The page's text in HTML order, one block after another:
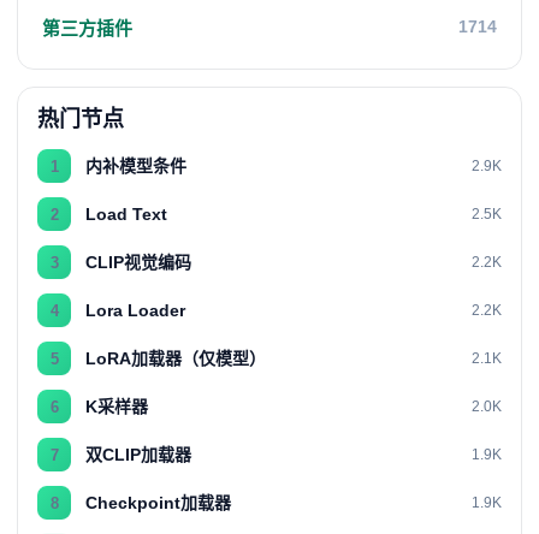
第三方插件 1714
热门节点
1 内补模型条件 2.9K
2 Load Text 2.5K
3 CLIP视觉编码 2.2K
4 Lora Loader 2.2K
5 LoRA加载器（仅模型） 2.1K
6 K采样器 2.0K
7 双CLIP加载器 1.9K
8 Checkpoint加载器 1.9K